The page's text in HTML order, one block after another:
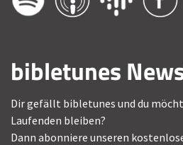
bibletunes
Dir gefällt bibletunes und du
Laufenden bleiben?
Dann abonniere unseren